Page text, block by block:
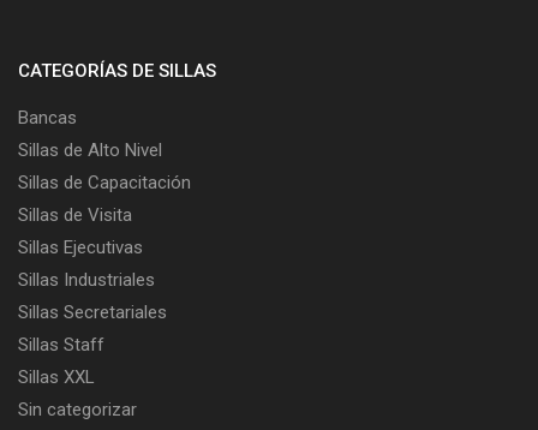
CATEGORÍAS DE SILLAS
Bancas
Sillas de Alto Nivel
Sillas de Capacitación
Sillas de Visita
Sillas Ejecutivas
Sillas Industriales
Sillas Secretariales
Sillas Staff
Sillas XXL
Sin categorizar